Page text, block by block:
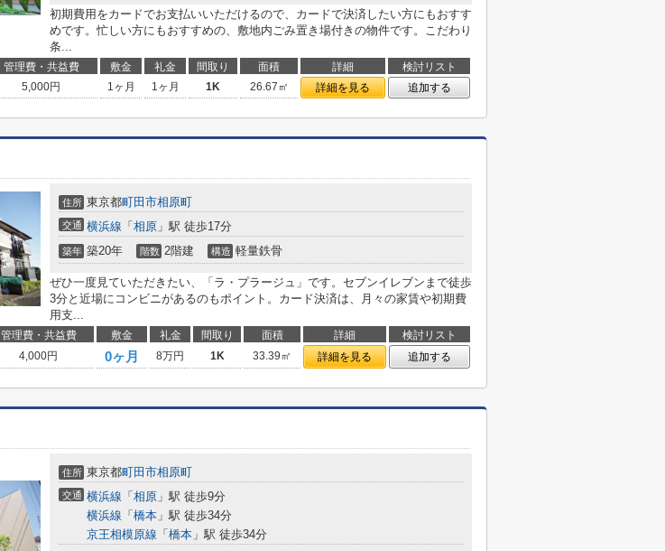
初期費用をカードでお支払いいただけるので、カードで決済したい方にもおすす
めです。忙しい方にもおすすめの、敷地内ごみ置き場付きの物件です。こだわり
条...
管理費・共益費 敷金 礼金 間取り 面積 詳細
検討リスト
5,000円 1ヶ月 1ヶ月 1K 26.67㎡ 詳細を見る 追加する
住所 東京都町田市相原町
交通 横浜線 「 相原 」駅 徒歩17分
築年 築20年 階数 2階建 構造 軽量鉄骨
ぜひ一度見ていただきたい、「ラ・プラージュ」です。セブンイレブンまで徒歩
3分と近場にコンビニがあるのもポイント。カード決済は、月々の家賃や初期費
用支...
管理費・共益費 敷金 礼金 間取り 面積 詳細
検討リスト
4,000円 0ヶ月 8万円 1K 33.39㎡ 詳細を見る 追加する
住所 東京都町田市相原町
交通 横浜線 「 相原 」駅 徒歩9分
横浜線 「 橋本 」駅 徒歩34分
京王相模原線 「 橋本 」駅 徒歩34分